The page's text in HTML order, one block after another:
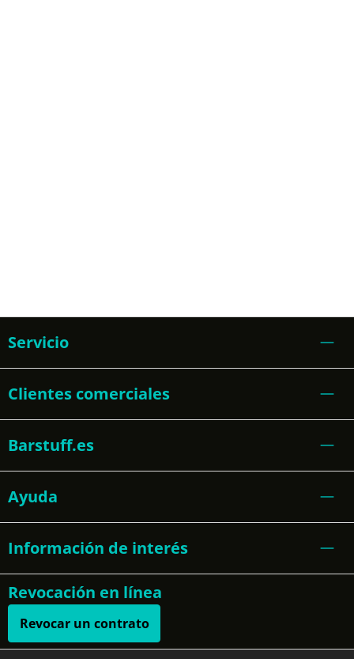
Servicio
Clientes comerciales
Barstuff.es
Ayuda
Información de interés
Revocación en línea
Revocar un contrato